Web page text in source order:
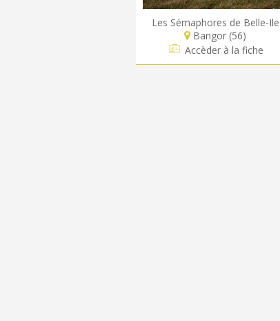
Les Sémaphores de Belle-Ile
Bangor (56)
Accèder à la fiche